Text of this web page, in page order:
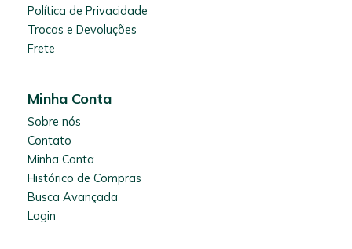
Política de Privacidade
Trocas e Devoluções
Frete
Minha Conta
Sobre nós
Contato
Minha Conta
Histórico de Compras
Busca Avançada
Login